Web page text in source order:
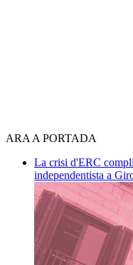
ARA A PORTADA
La crisi d'ERC
independentista a